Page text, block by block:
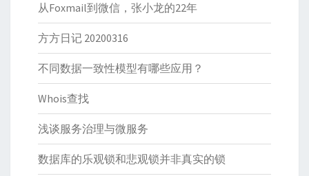
从Foxmail到微信，张小龙的22年
方方日记 20200316
不同数据一致性模型有哪些应用？
Whois查找
浅谈服务治理与微服务
数据库的乐观锁和悲观锁并非真实的锁